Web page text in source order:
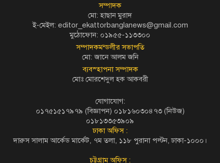
সম্পাদক
মো: হাছান মুরাদ
ই-মেইল: editor_ekattorbanglanews@gmail.com
মুঠোফোন: ০১৯৫৫-১১৩৩০০
সম্পাদকমন্ডলীর সভাপতি
মো: জানে আলম জনি
ব্যবস্হাপনা সম্পাদক
মোঃ মোরশেদুল হক আকবরী
যোগাযোগ:
০১৭৫১৫১৭৯৭৯ (বিজ্ঞাপন) ০১৮১৬০৩০৪৭৩ (নিউজ)
০১৮১৩৩৫৩৯০৯
ঢাকা অফিস :
দারুস সালাম আর্কেড মার্কেট, ৭ম তলা, ১১৮ পুরানা পল্টন, ঢাকা-১০০০।
চট্টগ্রাম অফিস :